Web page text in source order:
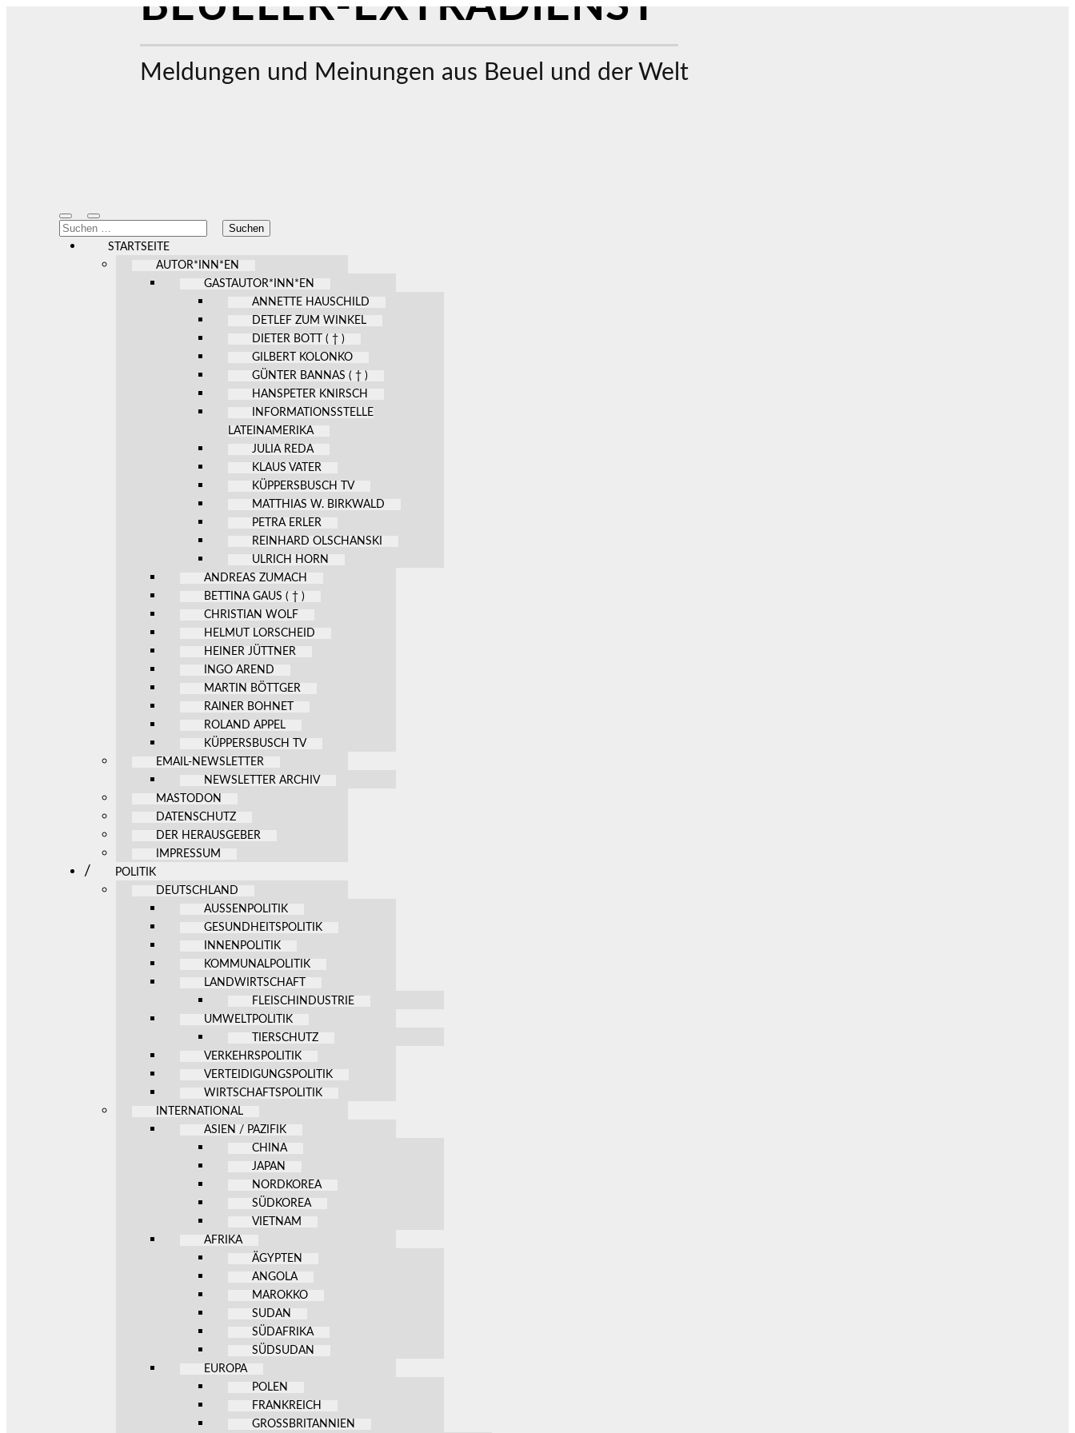
Meldungen und Meinungen aus Beuel und der Welt
Mobile-
Menü
ein-/ausblenden
Suchfeld
ein-/ausblenden
Suchen
nach:
STARTSEITE
AUTOR*INN*EN
GASTAUTOR*INN*EN
ANNETTE HAUSCHILD
DETLEF ZUM WINKEL
DIETER BOTT ( † )
GILBERT KOLONKO
GÜNTER BANNAS ( † )
HANSPETER KNIRSCH
INFORMATIONSSTELLE
LATEINAMERIKA
JULIA REDA
KLAUS VATER
KÜPPERSBUSCH TV
MATTHIAS W. BIRKWALD
PETRA ERLER
REINHARD OLSCHANSKI
ULRICH HORN
ANDREAS ZUMACH
BETTINA GAUS ( † )
CHRISTIAN WOLF
HELMUT LORSCHEID
HEINER JÜTTNER
INGO AREND
MARTIN BÖTTGER
RAINER BOHNET
ROLAND APPEL
KÜPPERSBUSCH TV
EMAIL-NEWSLETTER
NEWSLETTER ARCHIV
MASTODON
DATENSCHUTZ
DER HERAUSGEBER
IMPRESSUM
POLITIK
DEUTSCHLAND
AUSSENPOLITIK
GESUNDHEITSPOLITIK
INNENPOLITIK
KOMMUNALPOLITIK
LANDWIRTSCHAFT
FLEISCHINDUSTRIE
UMWELTPOLITIK
TIERSCHUTZ
VERKEHRSPOLITIK
VERTEIDIGUNGSPOLITIK
WIRTSCHAFTSPOLITIK
INTERNATIONAL
ASIEN / PAZIFIK
CHINA
JAPAN
NORDKOREA
SÜDKOREA
VIETNAM
AFRIKA
ÄGYPTEN
ANGOLA
MAROKKO
SUDAN
SÜDAFRIKA
SÜDSUDAN
EUROPA
POLEN
FRANKREICH
GROSSBRITANNIEN